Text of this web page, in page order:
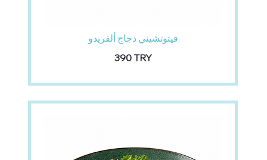
فيتوتشيني دجاج ألفريدو
‏390 TRY